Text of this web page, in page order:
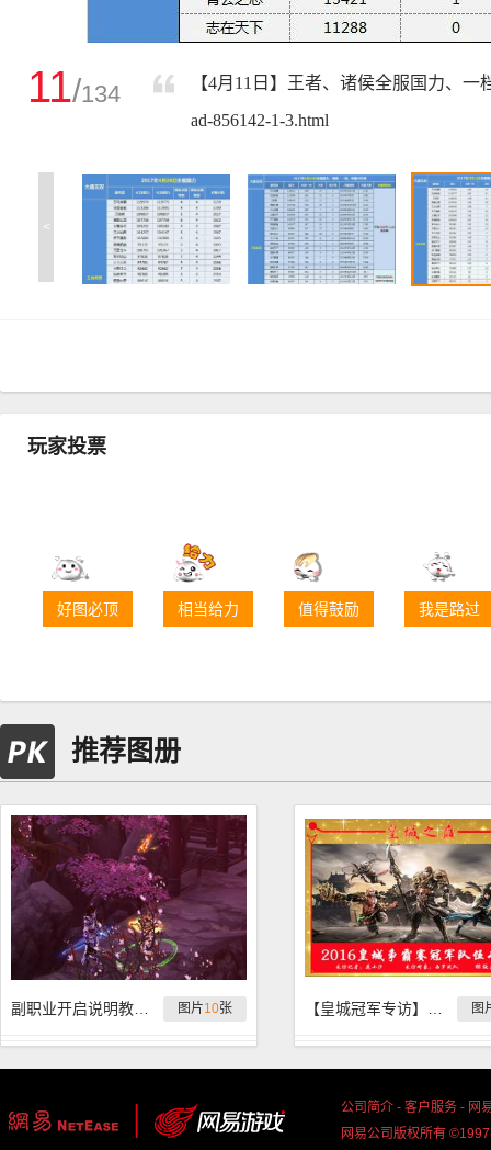
11/134
【4月11日】王者、诸侯全服国力、
ad-856142-1-3.html
<
玩家投票
好图必顶 相当给力 值得鼓励 我是路过
推荐图册
图片10张 图
公司简介 - 客户服务 - 网
网易公司版权所有